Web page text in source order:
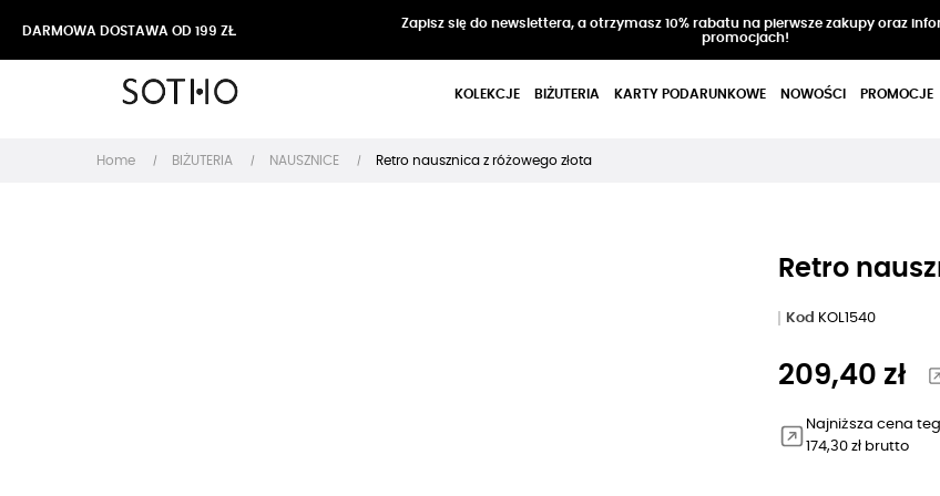
DARMOWA DOSTAWA OD 199 ZŁ
Zapisz się do newslettera, a otrzymasz 10% rabatu na pierwsze zakupy oraz
promocjach!
KOLEKCJE BIŻUTERIA KARTY PODARUNKOWE NOWOŚCI PROMOCJE
Home BIŻUTERIA NAUSZNICE Retro nausznica z różowego złota
Retro
Kod KOL1540
209,40 zł
Najniższa cena
174,30 zł brutto